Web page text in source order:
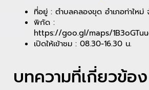
ที่อยู่ : ตำบลคลองขุด อำเภอท่าให
พิกัด :
https://goo.gl/maps/
เปิดให้เข้าชม : 08.30-16.30 น.
บทความที่เกี่ยวข้อง